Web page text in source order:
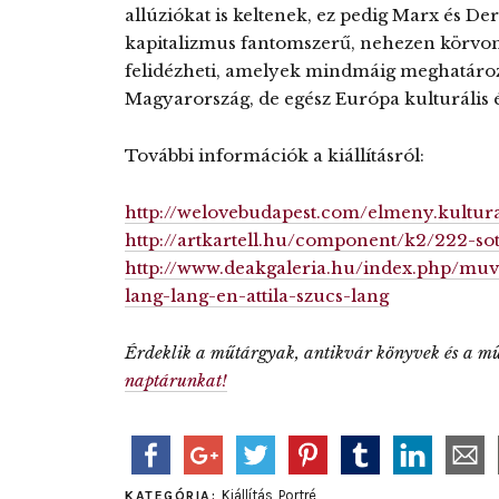
allúziókat is keltenek, ez pedig Marx és
kapitalizmus fantomszerű, nehezen
felidézheti, amelyek mindmáig
Magyarország, de egész Európa kulturális
További információk a kiállításról:
http://welovebudapest.com/
http://artkartell.hu/component/k2/222-
http://www.deakgaleria.hu/index.php/
lang-lang-en-attila-szucs-lang
Érdeklik a műtárgyak, antikvár könyvek és a
naptárunkat!
KATEGÓRIA: Kiállítás Portré